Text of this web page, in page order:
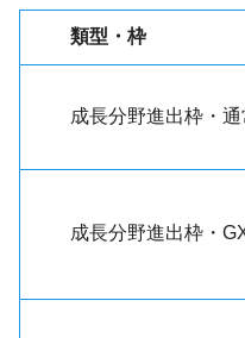
類型・枠
成長分野進出枠・
成長分野進出枠・